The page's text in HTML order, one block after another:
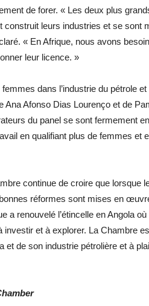
de forer. « Les deux plus
leurs industries et se sont
« En Afrique, nous avons
leur licence. »
dans l’industrie du pétrole
Afonso Dias Lourenço et de
du panel se sont fermement
en qualifiant plus de femmes et
continue de croire que lorsque
réformes sont mises en
a renouvelé l’étincelle en Angola
et à explorer. La Chambre
et de son industrie pétrolière et à